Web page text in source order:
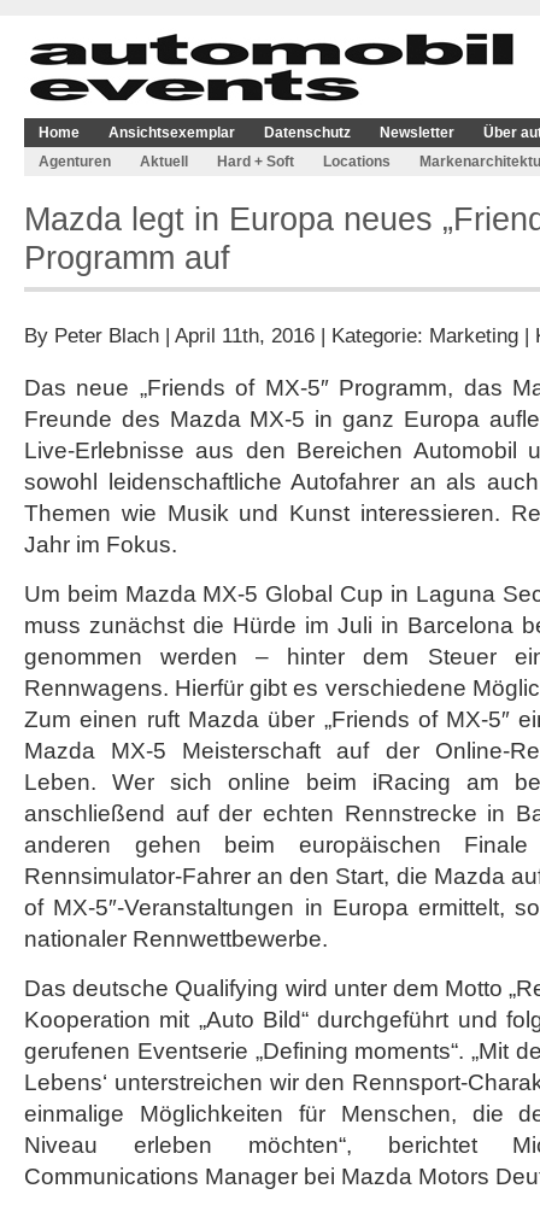
Home Ansichtsexemplar Datenschutz Newsletter
Über
Agenturen
Aktuell Hard + Soft Locations
Mazda legt in Europa neues
Programm auf
By Peter Blach | April 11th, 2016 | Kategorie: Marketing |
Das neue „Friends of MX-5″ Programm, das
Freunde des Mazda MX-5 in ganz Europa
Live-Erlebnisse aus den Bereichen Automobil
sowohl leidenschaftliche Autofahrer an als
Themen wie Musik und Kunst interessieren.
Jahr im Fokus.
Um beim Mazda MX-5 Global Cup in Laguna
muss zunächst die Hürde im Juli in Barcelona
genommen werden – hinter dem Steuer
Rennwagens. Hierfür gibt es verschiedene
Zum einen ruft Mazda über „Friends of MX-5″
Mazda MX-5 Meisterschaft auf der Online-
Leben. Wer sich online beim iRacing am
anschließend auf der echten Rennstrecke in
anderen gehen beim europäischen
Rennsimulator-Fahrer an den Start, die Mazda
of MX-5″-Veranstaltungen in Europa ermittelt,
nationaler Rennwettbewerbe.
Das deutsche Qualifying wird unter dem Motto
Kooperation mit „Auto Bild“ durchgeführt und
gerufenen Eventserie „Defining moments“. „Mit
Lebens‘ unterstreichen wir den Rennsport-
einmalige Möglichkeiten für Menschen, die
Niveau erleben möchten“, berichtet
Communications Manager bei Mazda Motors